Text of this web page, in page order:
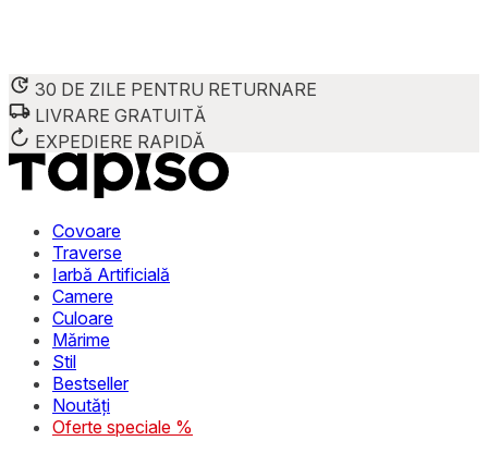
30 DE ZILE PENTRU RETURNARE
LIVRARE GRATUITĂ
EXPEDIERE RAPIDĂ
Covoare
Traverse
Iarbă Artificială
Camere
Culoare
Mărime
Stil
Bestseller
Noutăți
Oferte speciale %
Folosim cookie-uri pentru a personaliza conținutul și
Împărtășim informații despre modul în care utilizezi
combina aceste informații cu alte date primite de la tine
stochează date care permit identificarea persoanei.
preferată sau regiunea în care se află utilizatorul.
Statistică